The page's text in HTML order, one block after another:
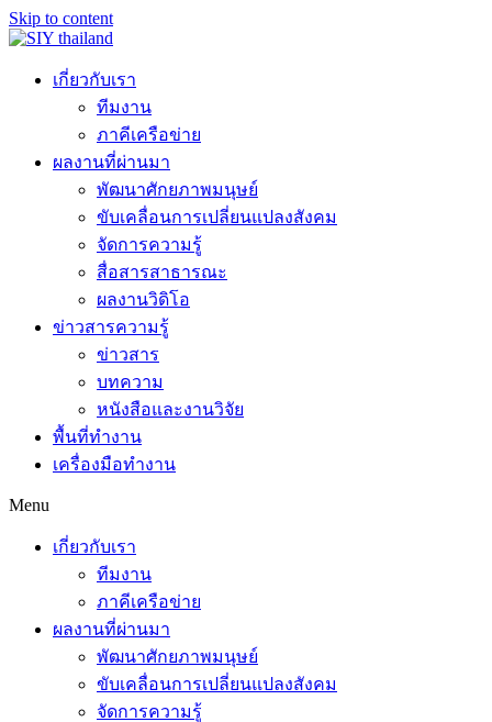
Skip to content
เกี่ยวกับเรา
ทีมงาน
ภาคีเครือข่าย
ผลงานที่ผ่านมา
พัฒนาศักยภาพมนุษย์
ขับเคลื่อนการเปลี่ยนแปลงสังคม
จัดการความรู้
สื่อสารสาธารณะ
ผลงานวิดิโอ
ข่าวสารความรู้
ข่าวสาร
บทความ
หนังสือและงานวิจัย
พื้นที่ทำงาน
เครื่องมือทำงาน
Menu
เกี่ยวกับเรา
ทีมงาน
ภาคีเครือข่าย
ผลงานที่ผ่านมา
พัฒนาศักยภาพมนุษย์
ขับเคลื่อนการเปลี่ยนแปลงสังคม
จัดการความรู้